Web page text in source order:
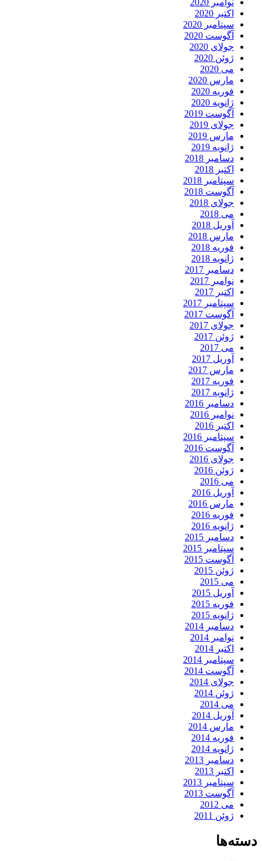
نوامبر 2020
اکتبر 2020
سپتامبر 2020
آگوست 2020
جولای 2020
ژوئن 2020
می 2020
مارس 2020
فوریه 2020
ژانویه 2020
آگوست 2019
جولای 2019
مارس 2019
ژانویه 2019
دسامبر 2018
اکتبر 2018
سپتامبر 2018
آگوست 2018
جولای 2018
می 2018
آوریل 2018
مارس 2018
فوریه 2018
ژانویه 2018
دسامبر 2017
نوامبر 2017
اکتبر 2017
سپتامبر 2017
آگوست 2017
جولای 2017
ژوئن 2017
می 2017
آوریل 2017
مارس 2017
فوریه 2017
ژانویه 2017
دسامبر 2016
نوامبر 2016
اکتبر 2016
سپتامبر 2016
آگوست 2016
جولای 2016
ژوئن 2016
می 2016
آوریل 2016
مارس 2016
فوریه 2016
ژانویه 2016
دسامبر 2015
سپتامبر 2015
آگوست 2015
ژوئن 2015
می 2015
آوریل 2015
فوریه 2015
ژانویه 2015
دسامبر 2014
نوامبر 2014
اکتبر 2014
سپتامبر 2014
آگوست 2014
جولای 2014
ژوئن 2014
می 2014
آوریل 2014
مارس 2014
فوریه 2014
ژانویه 2014
دسامبر 2013
اکتبر 2013
سپتامبر 2013
آگوست 2013
می 2012
ژوئن 2011
دسته‌ها